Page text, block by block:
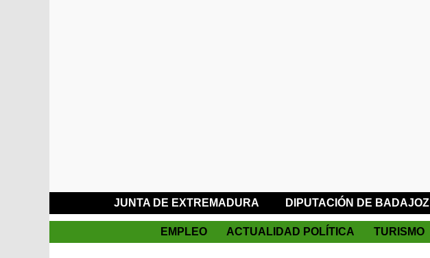
JUNTA DE EXTREMADURA DIPUTACIÓN DE BADAJOZ
EMPLEO ACTUALIDAD POLÍTICA TURISMO